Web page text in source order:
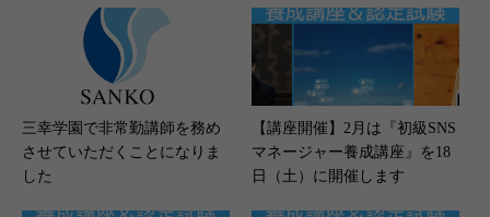
日（土）開催＞
三幸学園で非常勤講師を務め
させていただくことになりま
した
【講座開催】2月は『初級SNS
マネージャー養成講座』を18
日（土）に開催します